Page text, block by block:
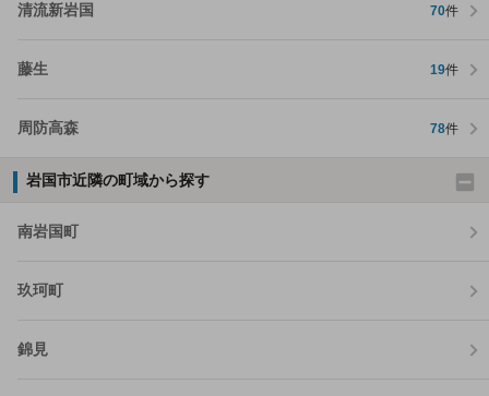
清流新岩国 70件
藤生 19件
周防高森 78件
岩国市近隣の町域から探す
南岩国町
玖珂町
錦見